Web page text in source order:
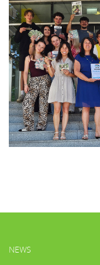
HAUPTMENÜ
NEWS